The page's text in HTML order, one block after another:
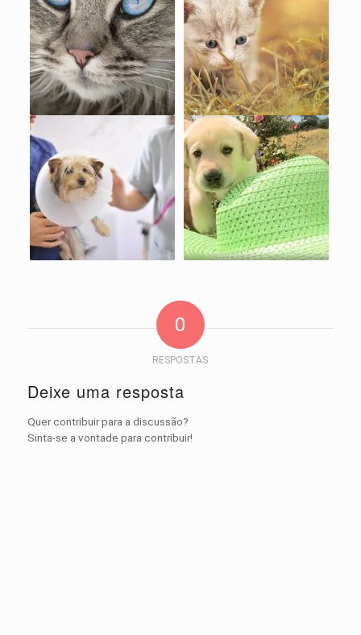
0
RESPOSTAS
Deixe uma resposta
Quer contribuir para a discussão?
Sinta-se a vontade para contribuir!